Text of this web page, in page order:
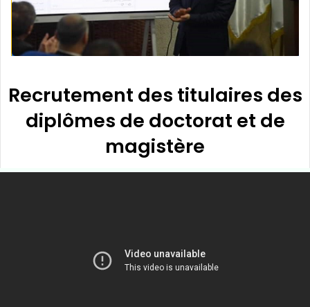
Recrutement des titulaires des
diplômes de doctorat et de
magistère